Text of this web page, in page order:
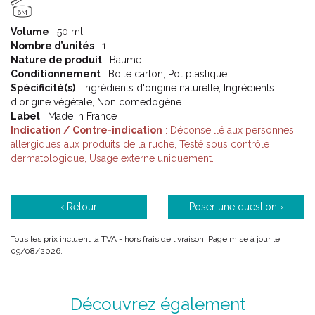
La peau retrouve son confort : 100%**(1).
La peau est douce : 90%**(2).
* Enfants à partir de 36 mois.
** Test d’ usage réalisé sous contrôle dermatologique sur 21
femmes ayant la peau du visage sèche à très sèche et sensible
pendant 28 jours. % de volontaires en accord avec l’ allégation
juste après application.
*** Sauf le Gel Lavant Surgras Visage et Corps et le Démaquillant
6M
Volume : 50 ml
Nombre d’unités : 1
Nature de produit : Baume
Conditionnement : Boite carton, Pot plastique
Spécificité(s) : Ingrédients d'origine naturelle, Ingrédients
d'origine végétale, Non comédogène
Label : Made in France
Indication / Contre-indication : Déconseillé aux personnes
allergiques aux produits de la ruche, Testé sous contrôle
dermatologique, Usage externe uniquement.
‹ Retour Poser une question ›
Tous les prix incluent la TVA - hors frais de livraison. Page mise à jour le
09/08/2026.
Découvrez également